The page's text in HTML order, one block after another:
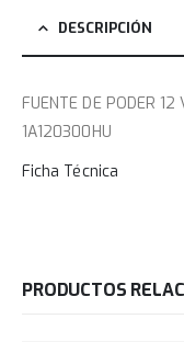
DESCRIPCIÓN
FUENTE DE PODER
1A120300HU
Ficha Técnica
PRODUCTOS